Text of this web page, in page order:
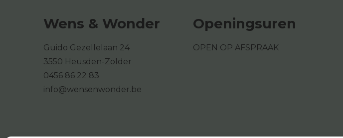
Wens & Wonder
Guido Gezellelaan 24
3550 Heusden-Zolder
0456 86 22 83
info@wensenwonder.be
Openingsuren
OPEN OP AFSPRAAK